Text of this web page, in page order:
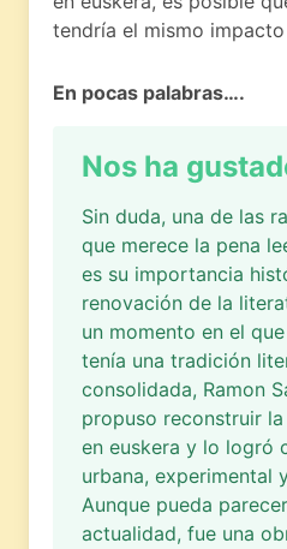
tendría el mismo
En pocas palabras….
Nos ha
Sin duda, una de las
que merece la pena
es su importancia
renovación de la
un momento en el
tenía una tradición
consolidada, Ramon
propuso reconstruir
en euskera y lo logró
urbana, experimental
Aunque pueda
actualidad, fue una